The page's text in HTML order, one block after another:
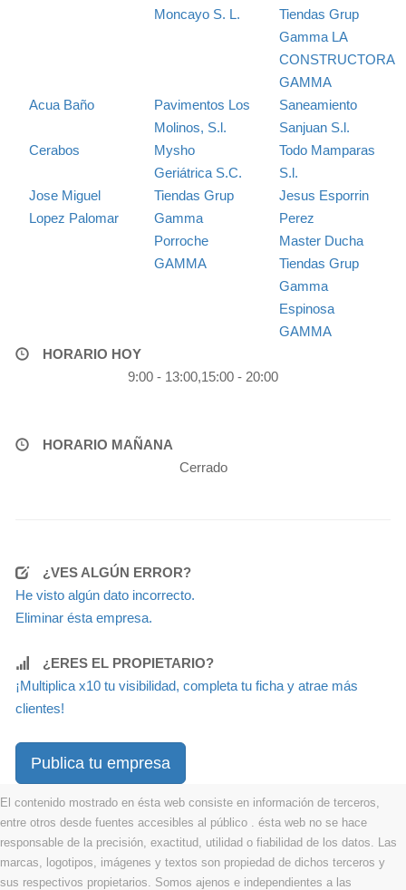
Moncayo S. L.
Tiendas Grup
Gamma LA
CONSTRUCTORA
GAMMA
Acua Baño
Pavimentos Los
Molinos, S.l.
Saneamiento
Sanjuan S.l.
Cerabos
Mysho
Geriátrica S.C.
Todo Mamparas
S.l.
Jose Miguel
Lopez Palomar
Tiendas Grup
Gamma
Porroche
GAMMA
Jesus Esporrin
Perez
Master Ducha
Tiendas Grup
Gamma
Espinosa
GAMMA
HORARIO HOY
9:00 - 13:00,15:00 - 20:00
HORARIO MAÑANA
Cerrado
¿VES ALGÚN ERROR?
He visto algún dato incorrecto.
Eliminar ésta empresa.
¿ERES EL PROPIETARIO?
¡Multiplica x10 tu visibilidad, completa tu ficha y atrae más
clientes!
Publica tu empresa
El contenido mostrado en ésta web consiste en información de terceros,
entre otros desde fuentes accesibles al público . ésta web no se hace
responsable de la precisión, exactitud, utilidad o fiabilidad de los datos. Las
marcas, logotipos, imágenes y textos son propiedad de dichos terceros y
sus respectivos propietarios. Somos ajenos e independientes a las